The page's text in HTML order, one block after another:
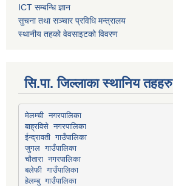
ICT सम्बन्धि ज्ञान
सुचना तथा सञ्चार प्रविधि मन्त्रालय
स्थानीय तहको वेवसाइटको विवरण
सि.पा. जिल्लाका स्थानिय तहहरु
मेलम्ची नगरपालिका
बाह्रविसे नगरपालिका
ईन्द्रावती गाउँपालिका
जुगल गाउँपालिका
चौतारा नगरपालिका
बलेफी गाउँपालिका
हेलम्बु गाउँपालिका